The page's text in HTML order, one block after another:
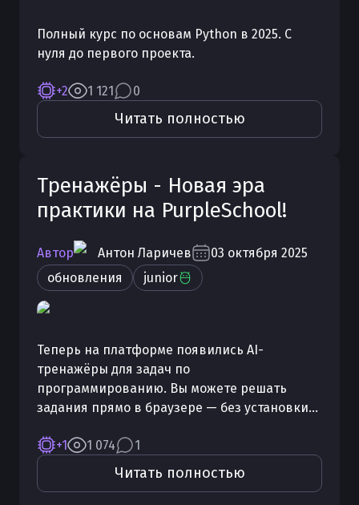
Полный курс по основам Python в 2025. С
нуля до первого проекта.
+2 1 121 0
Читать полностью
Тренажёры - Новая эра
практики на PurpleSchool!
Автор Антон Ларичев
03 октября 2025
обновления
junior
Теперь на платформе появились AI-
тренажёры для задач по
программированию. Вы можете решать
задания прямо в браузере — без установки
сервисами.
+1 1 074 1
Читать полностью